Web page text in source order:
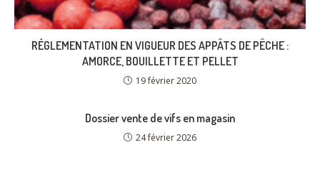
RÉGLEMENTATION EN VIGUEUR DES APPÂTS DE PÊCHE :
AMORCE, BOUILLETTE ET PELLET
19 février 2020
Dossier vente de vifs en magasin
24 février 2026